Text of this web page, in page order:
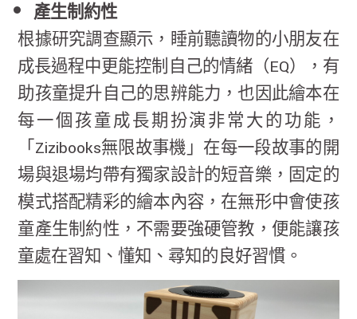
產生制約性
根據研究調查顯示，睡前聽讀物的小朋友在
成長過程中更能控制自己的情緒（EQ），有
助孩童提升自己的思辨能力，也因此繪本在
每一個孩童成長期扮演非常大的功能，
「Zizibooks無限故事機」在每一段故事的開
場與退場均帶有獨家設計的短音樂，固定的
模式搭配精彩的繪本內容，在無形中會使孩
童產生制約性，不需要強硬管教，便能讓孩
童處在習知、懂知、尋知的良好習慣。